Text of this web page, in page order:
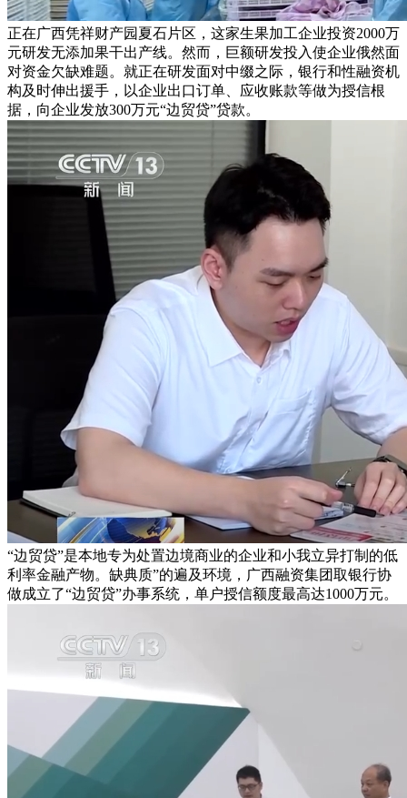
正在广西凭祥财产园夏石片区，这家生果加工企业投资2000万
元研发无添加果干出产线。然而，巨额研发投入使企业俄然面
对资金欠缺难题。就正在研发面对中缀之际，银行和性融资机
构及时伸出援手，以企业出口订单、应收账款等做为授信根
据，向企业发放300万元“边贸贷”贷款。
“边贸贷”是本地专为处置边境商业的企业和小我立异打制的低
利率金融产物。缺典质”的遍及环境，广西融资集团取银行协
做成立了“边贸贷”办事系统，单户授信额度最高达1000万元。